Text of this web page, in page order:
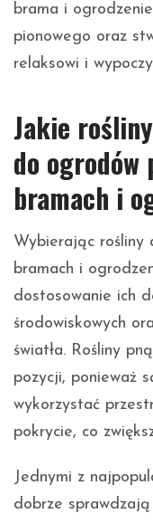
brama i
pionowego oraz
relaksowi i
Jakie
do ogrodów
bramach i
Wybierając rośliny
bramach i
dostosowanie ich
środowiskowych
światła. Rośliny
pozycji, ponieważ
wykorzystać
pokrycie, co
Jednymi z
dobrze